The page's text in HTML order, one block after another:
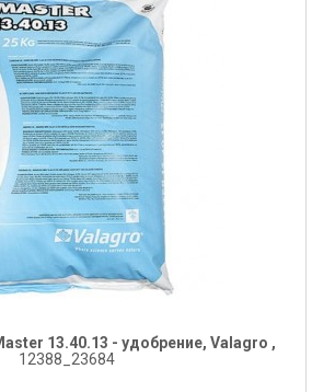
13.40.13 - удобрение, Valagro ,
12388_23684